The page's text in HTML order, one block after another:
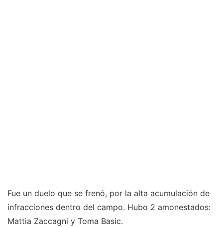
Fue un duelo que se frenó, por la alta acumulación de
infracciones dentro del campo. Hubo 2 amonestados:
Mattia Zaccagni y Toma Basic.